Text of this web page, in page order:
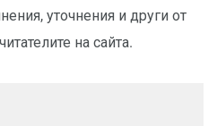
уточнения и други от
на сайта.